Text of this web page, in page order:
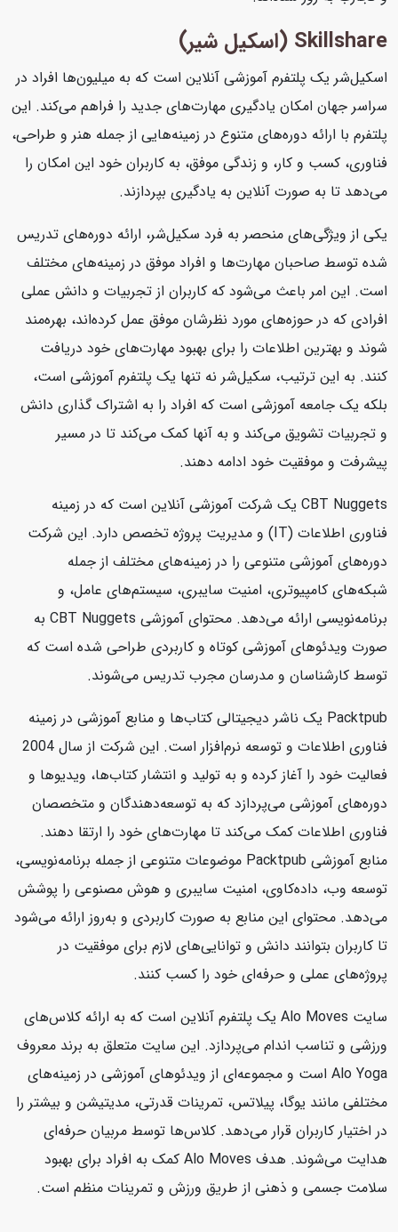
Skillshare (اسکیل شیر)
اسکیل‌شر یک پلتفرم آموزشی آنلاین است که به میلیون‌ها افراد در
سراسر جهان امکان یادگیری مهارت‌های جدید را فراهم می‌کند. این
پلتفرم با ارائه دوره‌های متنوع در زمینه‌هایی از جمله هنر و طراحی،
فناوری، کسب و کار، و زندگی موفق، به کاربران خود این امکان را
می‌دهد تا به صورت آنلاین به یادگیری بپردازند.
یکی از ویژگی‌های منحصر به فرد سکیل‌شر، ارائه دوره‌های تدریس
شده توسط صاحبان مهارت‌ها و افراد موفق در زمینه‌های مختلف
است. این امر باعث می‌شود که کاربران از تجربیات و دانش عملی
افرادی که در حوزه‌های مورد نظرشان موفق عمل کرده‌اند، بهره‌مند
شوند و بهترین اطلاعات را برای بهبود مهارت‌های خود دریافت
کنند. به این ترتیب، سکیل‌شر نه تنها یک پلتفرم آموزشی است،
بلکه یک جامعه آموزشی است که افراد را به اشتراک گذاری دانش
و تجربیات تشویق می‌کند و به آنها کمک می‌کند تا در مسیر
پیشرفت و موفقیت خود ادامه دهند.
CBT Nuggets یک شرکت آموزشی آنلاین است که در زمینه
فناوری اطلاعات (IT) و مدیریت پروژه تخصص دارد. این شرکت
دوره‌های آموزشی متنوعی را در زمینه‌های مختلف از جمله
شبکه‌های کامپیوتری، امنیت سایبری، سیستم‌های عامل، و
برنامه‌نویسی ارائه می‌دهد. محتوای آموزشی CBT Nuggets به
صورت ویدئوهای آموزشی کوتاه و کاربردی طراحی شده است که
توسط کارشناسان و مدرسان مجرب تدریس می‌شوند.
Packtpub یک ناشر دیجیتالی کتاب‌ها و منابع آموزشی در زمینه
فناوری اطلاعات و توسعه نرم‌افزار است. این شرکت از سال 2004
فعالیت خود را آغاز کرده و به تولید و انتشار کتاب‌ها، ویدیوها و
دوره‌های آموزشی می‌پردازد که به توسعه‌دهندگان و متخصصان
فناوری اطلاعات کمک می‌کند تا مهارت‌های خود را ارتقا دهند.
منابع آموزشی Packtpub موضوعات متنوعی از جمله برنامه‌نویسی،
توسعه وب، داده‌کاوی، امنیت سایبری و هوش مصنوعی را پوشش
می‌دهد. محتوای این منابع به صورت کاربردی و به‌روز ارائه می‌شود
تا کاربران بتوانند دانش و توانایی‌های لازم برای موفقیت در
پروژه‌های عملی و حرفه‌ای خود را کسب کنند.
سایت Alo Moves یک پلتفرم آنلاین است که به ارائه کلاس‌های
ورزشی و تناسب اندام می‌پردازد. این سایت متعلق به برند معروف
Alo Yoga است و مجموعه‌ای از ویدئوهای آموزشی در زمینه‌های
مختلفی مانند یوگا، پیلاتس، تمرینات قدرتی، مدیتیشن و بیشتر را
در اختیار کاربران قرار می‌دهد. کلاس‌ها توسط مربیان حرفه‌ای
هدایت می‌شوند. هدف Alo Moves کمک به افراد برای بهبود
سلامت جسمی و ذهنی از طریق ورزش و تمرینات منظم است.